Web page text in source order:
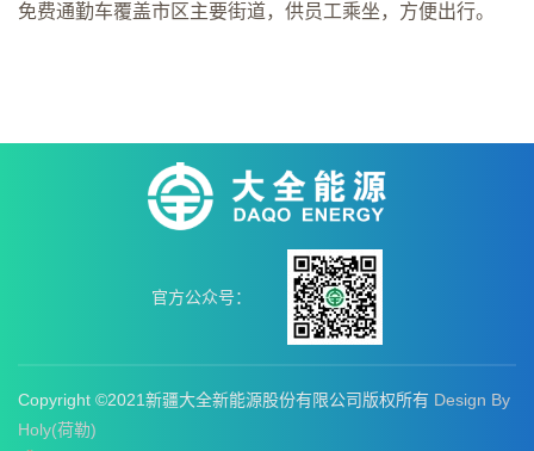
免费通勤车覆盖市区主要街道，供员工乘坐，方便出行。
官方公众号：
Copyright ©2021新疆大全新能源股份有限公司版权所有 Design By
Holy(荷勒)